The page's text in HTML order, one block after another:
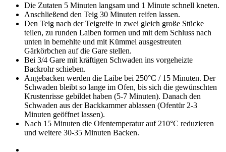
Die Zutaten 5 Minuten langsam und 1 Minute schnell kneten.
Anschließend den Teig 30 Minuten reifen lassen.
Den Teig nach der Teigreife in zwei gleich große Stücke
teilen, zu runden Laiben formen und mit dem Schluss nach
unten in bemehlte und mit Kümmel ausgestreuten
Gärkörbchen auf die Gare stellen.
Bei 3/4 Gare mit kräftigen Schwaden ins vorgeheizte
Backrohr schieben.
Angebacken werden die Laibe bei 250°C / 15 Minuten. Der
Schwaden bleibt so lange im Ofen, bis sich die gewünschten
Krustenrisse gebildet haben (5-7 Minuten). Danach den
Schwaden aus der Backkammer ablassen (Ofentür 2-3
Minuten geöffnet lassen).
Nach 15 Minuten die Ofentemperatur auf 210°C reduzieren
und weitere 30-35 Minuten Backen.